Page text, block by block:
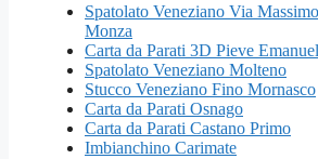
Spatolato Veneziano Via
Monza
Carta da Parati 3D Pieve
Spatolato Veneziano Molteno
Stucco Veneziano Fino Mornasco
Carta da Parati Osnago
Carta da Parati Castano Primo
Imbianchino Carimate